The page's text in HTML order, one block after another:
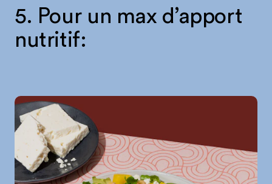
5. Pour un max d’apport
nutritif: